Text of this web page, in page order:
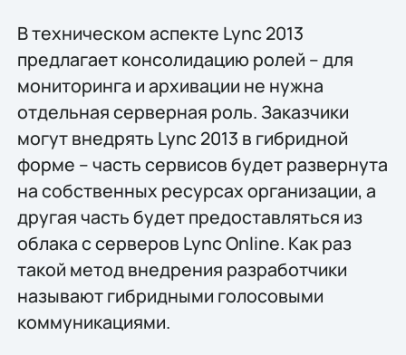
В техническом аспекте Lync 2013
предлагает консолидацию ролей – для
мониторинга и архивации не нужна
отдельная серверная роль. Заказчики
могут внедрять Lync 2013 в гибридной
форме – часть сервисов будет развернута
на собственных ресурсах организации, а
другая часть будет предоставляться из
облака с серверов Lync Online. Как раз
такой метод внедрения разработчики
называют гибридными голосовыми
коммуникациями.